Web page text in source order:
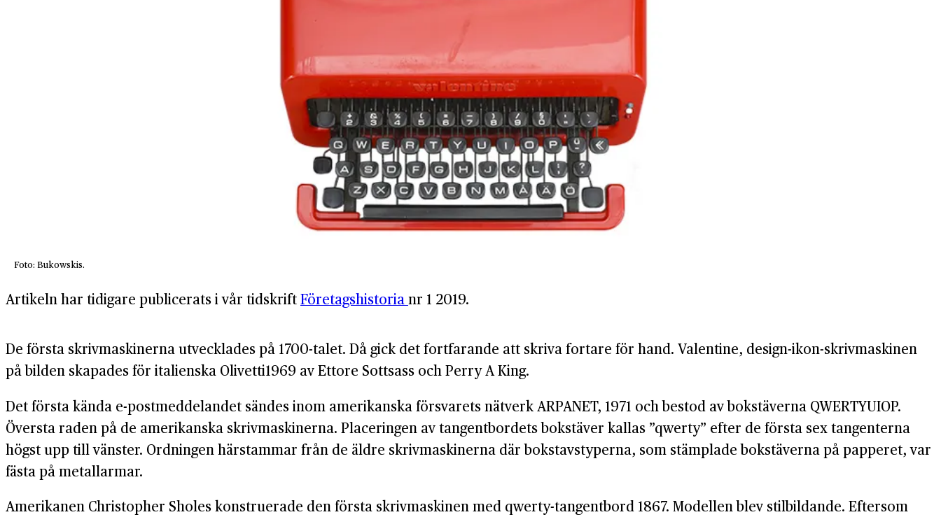
Foto: Bukowskis.
Artikeln har tidigare publicerats i vår tidskriftFöretagshistorianr 1 2019.
De första skrivmaskinerna utvecklades på 1700-talet. Då gick det fortfarande att skriva fortare för hand. Valentine, design-ikon-skrivmaskinen
på bilden skapades för italienska Olivetti1969 av Ettore Sottsass och Perry A King.
Det första kända e-postmeddelandet sändes inom amerikanska försvarets nätverk ARPANET, 1971 och bestod av bokstäverna QWERTYUIOP.
Översta raden på de amerikanska skrivmaskinerna. Placeringen av tangentbordets bokstäver kallas ”qwerty” efter de första sex tangenterna
högst upp till vänster. Ordningen härstammar från de äldre skrivmaskinerna där bokstavstyperna, som stämplade bokstäverna på papperet, var
fästa på metallarmar.
Amerikanen Christopher Sholes konstruerade den första skrivmaskinen med qwerty-tangentbord 1867. Modellen blev stilbildande. Eftersom